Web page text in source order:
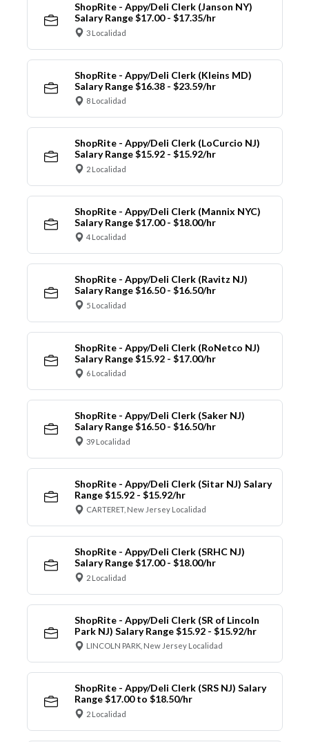
ShopRite - Appy/Deli Clerk (Janson NY)
Salary Range $17.00 - $17.35/hr
3 Localidad
ShopRite - Appy/Deli Clerk (Kleins MD)
Salary Range $16.38 - $23.59/hr
8 Localidad
ShopRite - Appy/Deli Clerk (LoCurcio NJ)
Salary Range $15.92 - $15.92/hr
2 Localidad
ShopRite - Appy/Deli Clerk (Mannix NYC)
Salary Range $17.00 - $18.00/hr
4 Localidad
ShopRite - Appy/Deli Clerk (Ravitz NJ)
Salary Range $16.50 - $16.50/hr
5 Localidad
ShopRite - Appy/Deli Clerk (RoNetco NJ)
Salary Range $15.92 - $17.00/hr
6 Localidad
ShopRite - Appy/Deli Clerk (Saker NJ)
Salary Range $16.50 - $16.50/hr
39 Localidad
ShopRite - Appy/Deli Clerk (Sitar NJ) Salary
Range $15.92 - $15.92/hr
CARTERET, New Jersey Localidad
ShopRite - Appy/Deli Clerk (SRHC NJ)
Salary Range $17.00 - $18.00/hr
2 Localidad
ShopRite - Appy/Deli Clerk (SR of Lincoln
Park NJ) Salary Range $15.92 - $15.92/hr
LINCOLN PARK, New Jersey Localidad
ShopRite - Appy/Deli Clerk (SRS NJ) Salary
Range $17.00 to $18.50/hr
2 Localidad